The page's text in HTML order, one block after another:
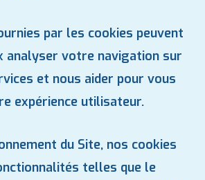
par les cookies peuvent
analyser votre navigation sur
et nous aider pour vous
expérience utilisateur.
du Site, nos cookies
telles que le